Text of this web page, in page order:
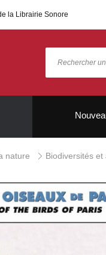
la Librairie Sonore
nature Biodiversités